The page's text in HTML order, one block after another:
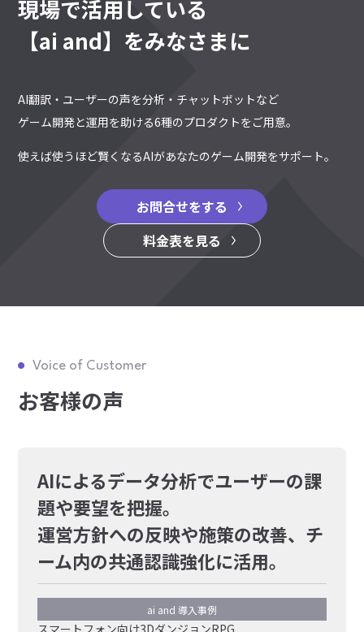
現場で活用している
【ai and】をみなさまに
AI翻訳・ユーザーの声を分析・チャットボットなど
ゲーム開発と運用を助ける6種のプロダクトをご用意。
使えば使うほど賢くなるAIがあなたのゲーム開発をサポート。
お問合せをする
料金表を見る
Voice of Customer
お客様の声
AIによるデータ分析でユーザーの課
題や要望を把握。
運営方針への反映や施策の改善、チ
ーム内の共通認識強化に活用。
ai and 導入事例
スマートフォン向け3DダンジョンRPG